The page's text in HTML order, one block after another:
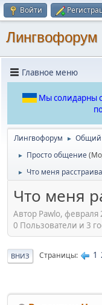
Войти
Лингвофорум
Главное меню
Мы солидарны
Лингвофорум ► Общий
► Просто общение
► Что меня
Что меня
Автор Pawlo, февраля
0 Пользователи и 3
ВНИЗ Страницы 1